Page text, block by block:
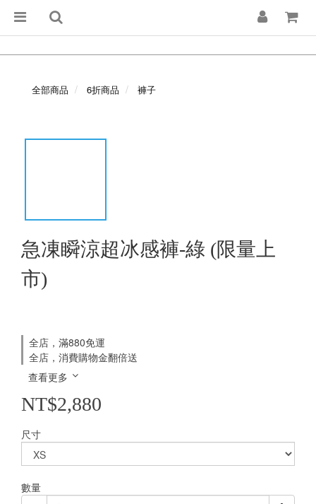
全部商品 6折商品 褲子
急凍瞬涼超冰感褲-綠 (限量上
市)
全店，滿880免運
全店，消費購物金翻倍送
查看更多
NT$2,880
尺寸
數量